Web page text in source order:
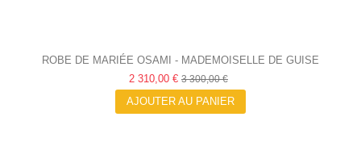
ROBE DE MARIÉE OSAMI - MADEMOISELLE DE GUISE
2 310,00 € 3 300,00 €
AJOUTER AU PANIER